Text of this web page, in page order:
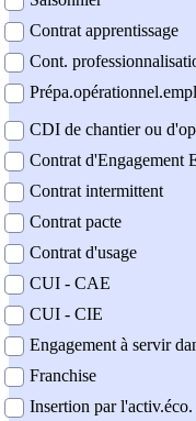
Contrat apprentissage
Cont.
CDI de chantier ou
Contrat d'Engagement
Contrat intermittent
Contrat pacte
Contrat d'usage
CUI - CAE
CUI - CIE
Engagement à servir
Franchise
Insertion par l'activ.éco.